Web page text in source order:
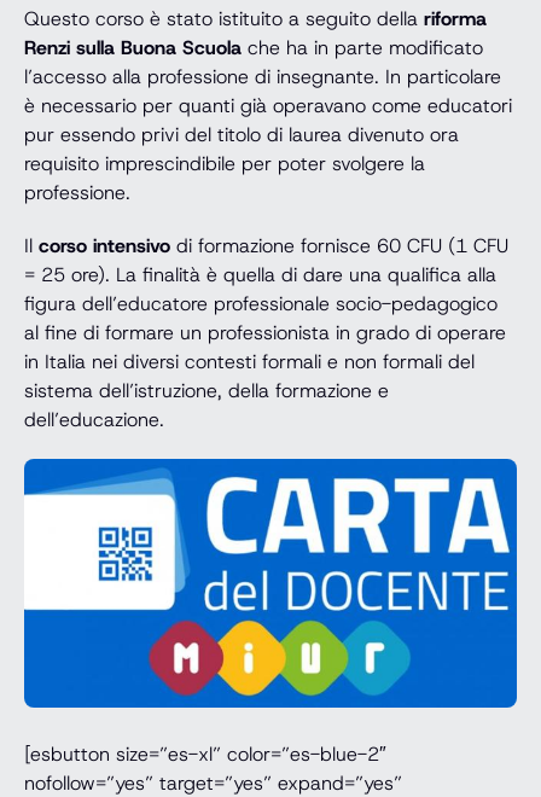
Questo corso è stato istituito a seguito della riforma
Renzi sulla Buona Scuola che ha in parte modificato
l’accesso alla professione di insegnante. In particolare
è necessario per quanti già operavano come educatori
pur essendo privi del titolo di laurea divenuto ora
requisito imprescindibile per poter svolgere la
professione.
Il corso intensivo di formazione fornisce 60 CFU (1 CFU
= 25 ore). La finalità è quella di dare una qualifica alla
figura dell’educatore professionale socio-pedagogico
al fine di formare un professionista in grado di operare
in Italia nei diversi contesti formali e non formali del
sistema dell’istruzione, della formazione e
dell’educazione.
[esbutton size=”es-xl” color=”es-blue-2″
nofollow=”yes” target=”yes” expand=”yes”